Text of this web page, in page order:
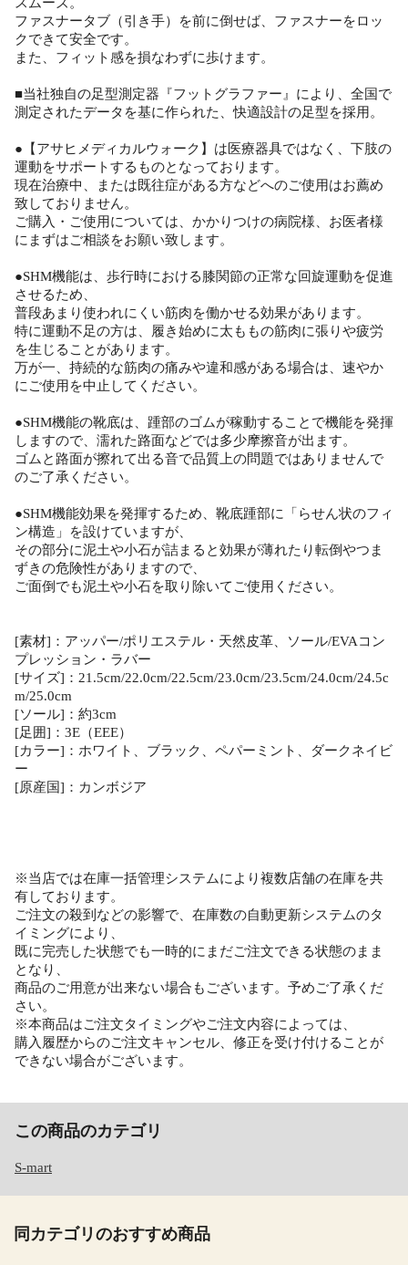
ファスナータブ（引き手）を前に倒せば、ファスナーをロッ
クできて安全です。
また、フィット感を損なわずに歩けます。
■当社独自の足型測定器『フットグラファー』により、全国で
測定されたデータを基に作られた、快適設計の足型を採用。
●【アサヒメディカルウォーク】は医療器具ではなく、下肢の
運動をサポートするものとなっております。
現在治療中、または既往症がある方などへのご使用はお薦め
致しておりません。
ご購入・ご使用については、かかりつけの病院様、お医者様
にまずはご相談をお願い致します。
●SHM機能は、歩行時における膝関節の正常な回旋運動を促進
させるため、
普段あまり使われにくい筋肉を働かせる効果があります。
特に運動不足の方は、履き始めに太ももの筋肉に張りや疲労
を生じることがあります。
万が一、持続的な筋肉の痛みや違和感がある場合は、速やか
にご使用を中止してください。
●SHM機能の靴底は、踵部のゴムが稼動することで機能を発揮
しますので、濡れた路面などでは多少摩擦音が出ます。
ゴムと路面が擦れて出る音で品質上の問題ではありませんで
のご了承ください。
●SHM機能効果を発揮するため、靴底踵部に「らせん状のフィ
ン構造」を設けていますが、
その部分に泥土や小石が詰まると効果が薄れたり転倒やつま
ずきの危険性がありますので、
ご面倒でも泥土や小石を取り除いてご使用ください。
[素材]：アッパー/ポリエステル・天然皮革、ソール/EVAコン
プレッション・ラバー
[サイズ]：21.5cm/22.0cm/22.5cm/23.0cm/23.5cm/24.0cm/24.5c
m/25.0cm
[ソール]：約3cm
[足囲]：3E（EEE）
[カラー]：ホワイト、ブラック、ペパーミント、ダークネイビ
ー
[原産国]：カンボジア
※当店では在庫一括管理システムにより複数店舗の在庫を共
有しております。
ご注文の殺到などの影響で、在庫数の自動更新システムのタ
イミングにより、
既に完売した状態でも一時的にまだご注文できる状態のまま
となり、
商品のご用意が出来ない場合もございます。予めご了承くだ
さい。
※本商品はご注文タイミングやご注文内容によっては、
購入履歴からのご注文キャンセル、修正を受け付けることが
できない場合がございます。
この商品のカテゴリ
S-mart
同カテゴリのおすすめ商品